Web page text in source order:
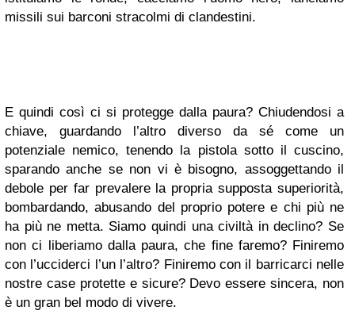
missili sui barconi stracolmi di clandestini.
E quindi così ci si protegge dalla paura? Chiudendosi a
chiave, guardando l’altro diverso da sé come un
potenziale nemico, tenendo la pistola sotto il cuscino,
sparando anche se non vi è bisogno, assoggettando il
debole per far prevalere la propria supposta superiorità,
bombardando, abusando del proprio potere e chi più ne
ha più ne metta. Siamo quindi una civiltà in declino? Se
non ci liberiamo dalla paura, che fine faremo? Finiremo
con l’ucciderci l’un l’altro? Finiremo con il barricarci nelle
nostre case protette e sicure? Devo essere sincera, non
è un gran bel modo di vivere.